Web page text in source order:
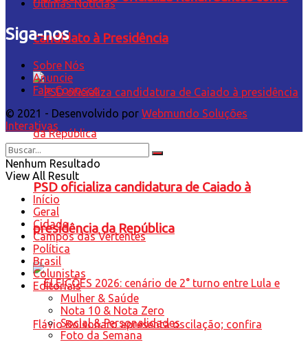
candidato à Presidência
PSD oficializa candidatura de Caiado à
presidência da República
Últimas Notícias
Siga-nos
Sobre Nós
Anuncie
Fale Conosco
© 2021 - Desenvolvido por Webmundo Soluções
Interativas
Nenhum Resultado
View All Result
Início
Geral
Cidade
Campos das Vertentes
Política
Brasil
Colunistas
Editoriais
Mulher & Saúde
Nota 10 & Nota Zero
Social & Personalidades
Foto da Semana